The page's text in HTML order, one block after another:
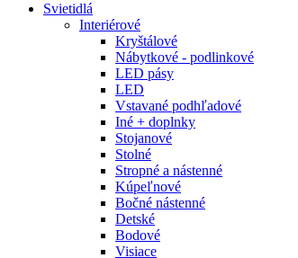
Svietidlá
Interiérové
Kryštálové
Nábytkové - podlinkové
LED pásy
LED
Vstavané podhľadové
Iné + doplnky
Stojanové
Stolné
Stropné a nástenné
Kúpeľnové
Bočné nástenné
Detské
Bodové
Visiace